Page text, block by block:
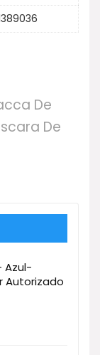
De
De
Azul-
Autorizado